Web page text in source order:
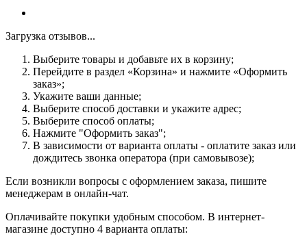
Загрузка отзывов...
Выберите товары и добавьте их в корзину;
Перейдите в раздел «Корзина» и нажмите «Оформить
заказ»;
Укажите ваши данные;
Выберите способ доставки и укажите адрес;
Выберите способ оплаты;
Нажмите "Оформить заказ";
В зависимости от варианта оплаты - оплатите заказ или
дождитесь звонка оператора (при самовывозе);
Если возникли вопросы с оформлением заказа, пишите
менеджерам в онлайн-чат.
Оплачивайте покупки удобным способом. В интернет-
магазине доступно 4 варианта оплаты: